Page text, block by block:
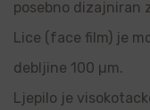
posebno dizajniran
Lice (face film) je
debljine 100 µm.
Ljepilo je